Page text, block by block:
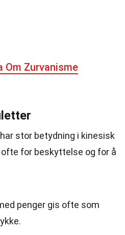
Om Zurvanisme
stor betydning i kinesisk
for beskyttelse og for å
penger gis ofte som